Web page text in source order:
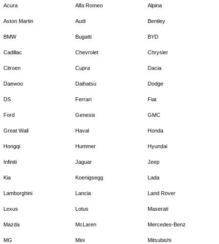
Acura Alfa Romeo Alpina
Aston Martin Audi Bentley
BMW Bugatti BYD
Cadillac Chevrolet Chrysler
Citroen Cupra Dacia
Daewoo Daihatsu Dodge
DS Ferrari Fiat
Ford Genesis GMC
Great Wall Haval Honda
Hongqi Hummer Hyundai
Infiniti Jaguar Jeep
Kia Koenigsegg Lada
Lamborghini Lancia Land Rover
Lexus Lotus Maserati
Mazda McLaren Mercedes-Benz
MG Mini Mitsubishi